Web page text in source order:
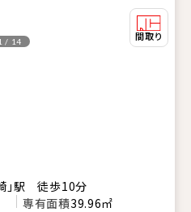
/ 14
」駅 徒歩10分
専有面積39.96㎡